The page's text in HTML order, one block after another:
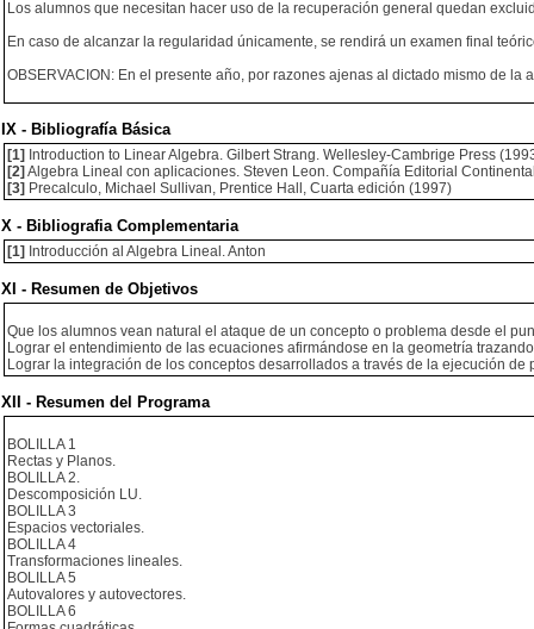
Los alumnos que necesitan hacer uso de la recuperación general quedan
En caso de alcanzar la regularidad únicamente, se rendirá un examen final
OBSERVACION: En el presente año, por razones ajenas al dictado mismo de
IX - Bibliografía Básica
[1] Introduction to Linear Algebra. Gilbert Strang. Wellesley-Cambrige Press
[2] Algebra Lineal con aplicaciones. Steven Leon. Compañía Editorial
[3] Precalculo, Michael Sullivan, Prentice Hall, Cuarta edición (1997)
X - Bibliografia Complementaria
[1] Introducción al Algebra Lineal. Anton
XI - Resumen de Objetivos
Que los alumnos vean natural el ataque de un concepto o problema desde el
Lograr el entendimiento de las ecuaciones afirmándose en la geometría
Lograr la integración de los conceptos desarrollados a través de la ejecución
XII - Resumen del Programa
BOLILLA 1
Rectas y Planos.
BOLILLA 2.
Descomposición LU.
BOLILLA 3
Espacios vectoriales.
BOLILLA 4
Transformaciones lineales.
BOLILLA 5
Autovalores y autovectores.
BOLILLA 6